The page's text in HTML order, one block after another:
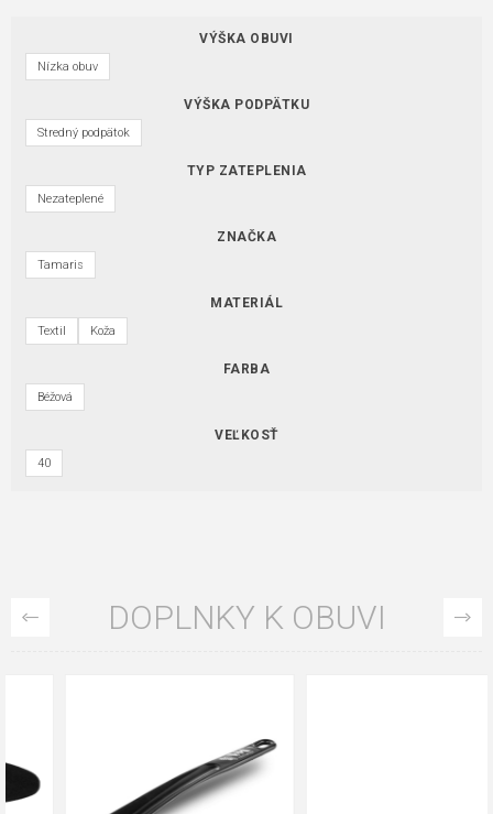
VÝŠKA OBUVI
Nízka obuv
VÝŠKA PODPÄTKU
Stredný podpätok
TYP ZATEPLENIA
Nezateplené
ZNAČKA
Tamaris
MATERIÁL
Textil Koža
FARBA
Béžová
VEĽKOSŤ
40
DOPLNKY K OBUVI